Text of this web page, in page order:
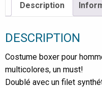
Description
DESCRIPTION
Costume boxer pour
multicolores, un must!
Doublé avec un filet